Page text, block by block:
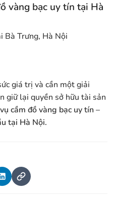
vàng bạc uy tín tại Hà
Bà Trưng, Hà Nội
giá trị và cần một giải
giữ lại quyền sở hữu tài sản
cầm đồ vàng bạc uy tín –
tại Hà Nội.